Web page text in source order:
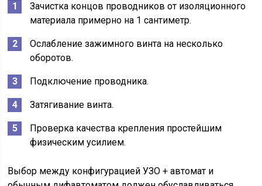
Зачистка концов проводников от изоляционного
материала примерно на 1 сантиметр.
Ослабление зажимного винта на несколько
оборотов.
Подключение проводника.
Затягивание винта.
Проверка качества крепления простейшим
физическим усилием.
Выбор между конфигурацией УЗО + автомат и